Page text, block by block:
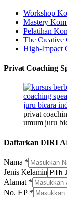
Workshop
Mastery
Pelatihan
The Creative
High-Impact
Privat Coaching
privat
umum juru
Daftarkan DIRI
Nama *
Perusahaan/
Perusahaan/
*
Jenis Kelamin
Alamat *
No. HP *